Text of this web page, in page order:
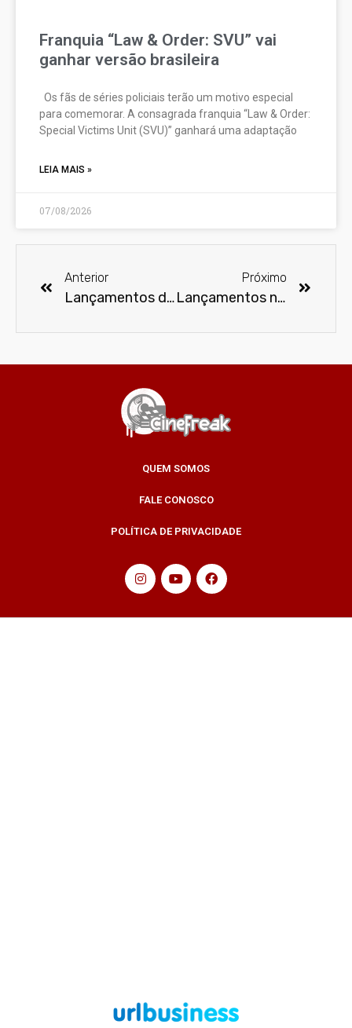
Franquia “Law & Order: SVU” vai
ganhar versão brasileira
Os fãs de séries policiais terão um motivo especial
para comemorar. A consagrada franquia “Law & Order:
Special Victims Unit (SVU)” ganhará uma adaptação
LEIA MAIS »
07/08/2026
Anterior
Lançamentos do Prime Video em fevereiro
Próximo
Lançamentos no Disney Plus em fevereiro
QUEM SOMOS
FALE CONOSCO
POLÍTICA DE PRIVACIDADE